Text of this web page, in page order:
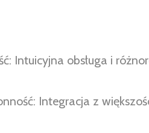
Intuicyjna obsługa i
Integracja z